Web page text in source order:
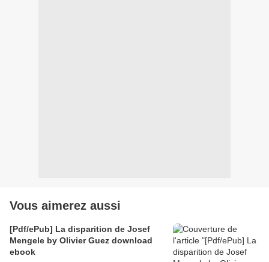
Vous aimerez aussi
[Pdf/ePub] La disparition de Josef
Mengele by Olivier Guez download
ebook